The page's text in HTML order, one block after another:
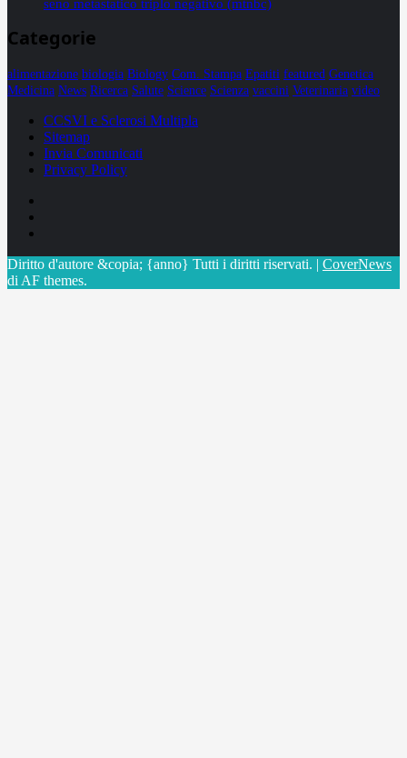
seno metastatico triplo negativo (mtnbc)
Categorie
alimentazione biologia Biology Com. Stampa Epatiti featured Genetica
Medicina News Ricerca Salute Science Scienza vaccini Veterinaria video
CCSVI e Sclerosi Multipla
Sitemap
Invia Comunicati
Privacy Policy
Diritto d'autore &copia; {anno} Tutti i diritti riservati. | CoverNews
di AF themes.